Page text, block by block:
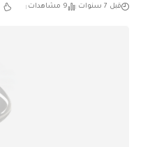
قبل 7 سنوات 9 مشاهدات